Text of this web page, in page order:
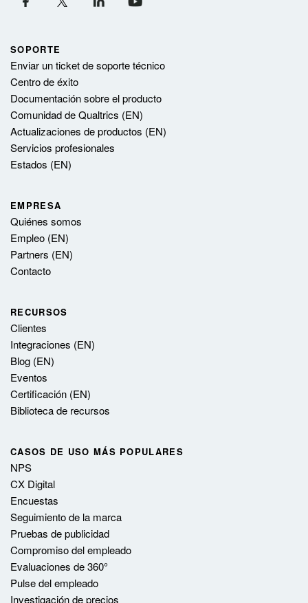
SOPORTE
Enviar un ticket de soporte técnico
Centro de éxito
Documentación sobre el producto
Comunidad de Qualtrics (EN)
Actualizaciones de productos (EN)
Servicios profesionales
Estados (EN)
EMPRESA
Quiénes somos
Empleo (EN)
Partners (EN)
Contacto
RECURSOS
Clientes
Integraciones (EN)
Blog (EN)
Eventos
Certificación (EN)
Biblioteca de recursos
CASOS DE USO MÁS POPULARES
NPS
CX Digital
Encuestas
Seguimiento de la marca
Pruebas de publicidad
Compromiso del empleado
Evaluaciones de 360°
Pulse del empleado
Investigación de precios